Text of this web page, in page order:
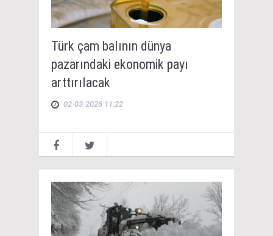
Türk çam balının dünya
pazarındaki ekonomik payı
arttırılacak
02-03-2026 11:22